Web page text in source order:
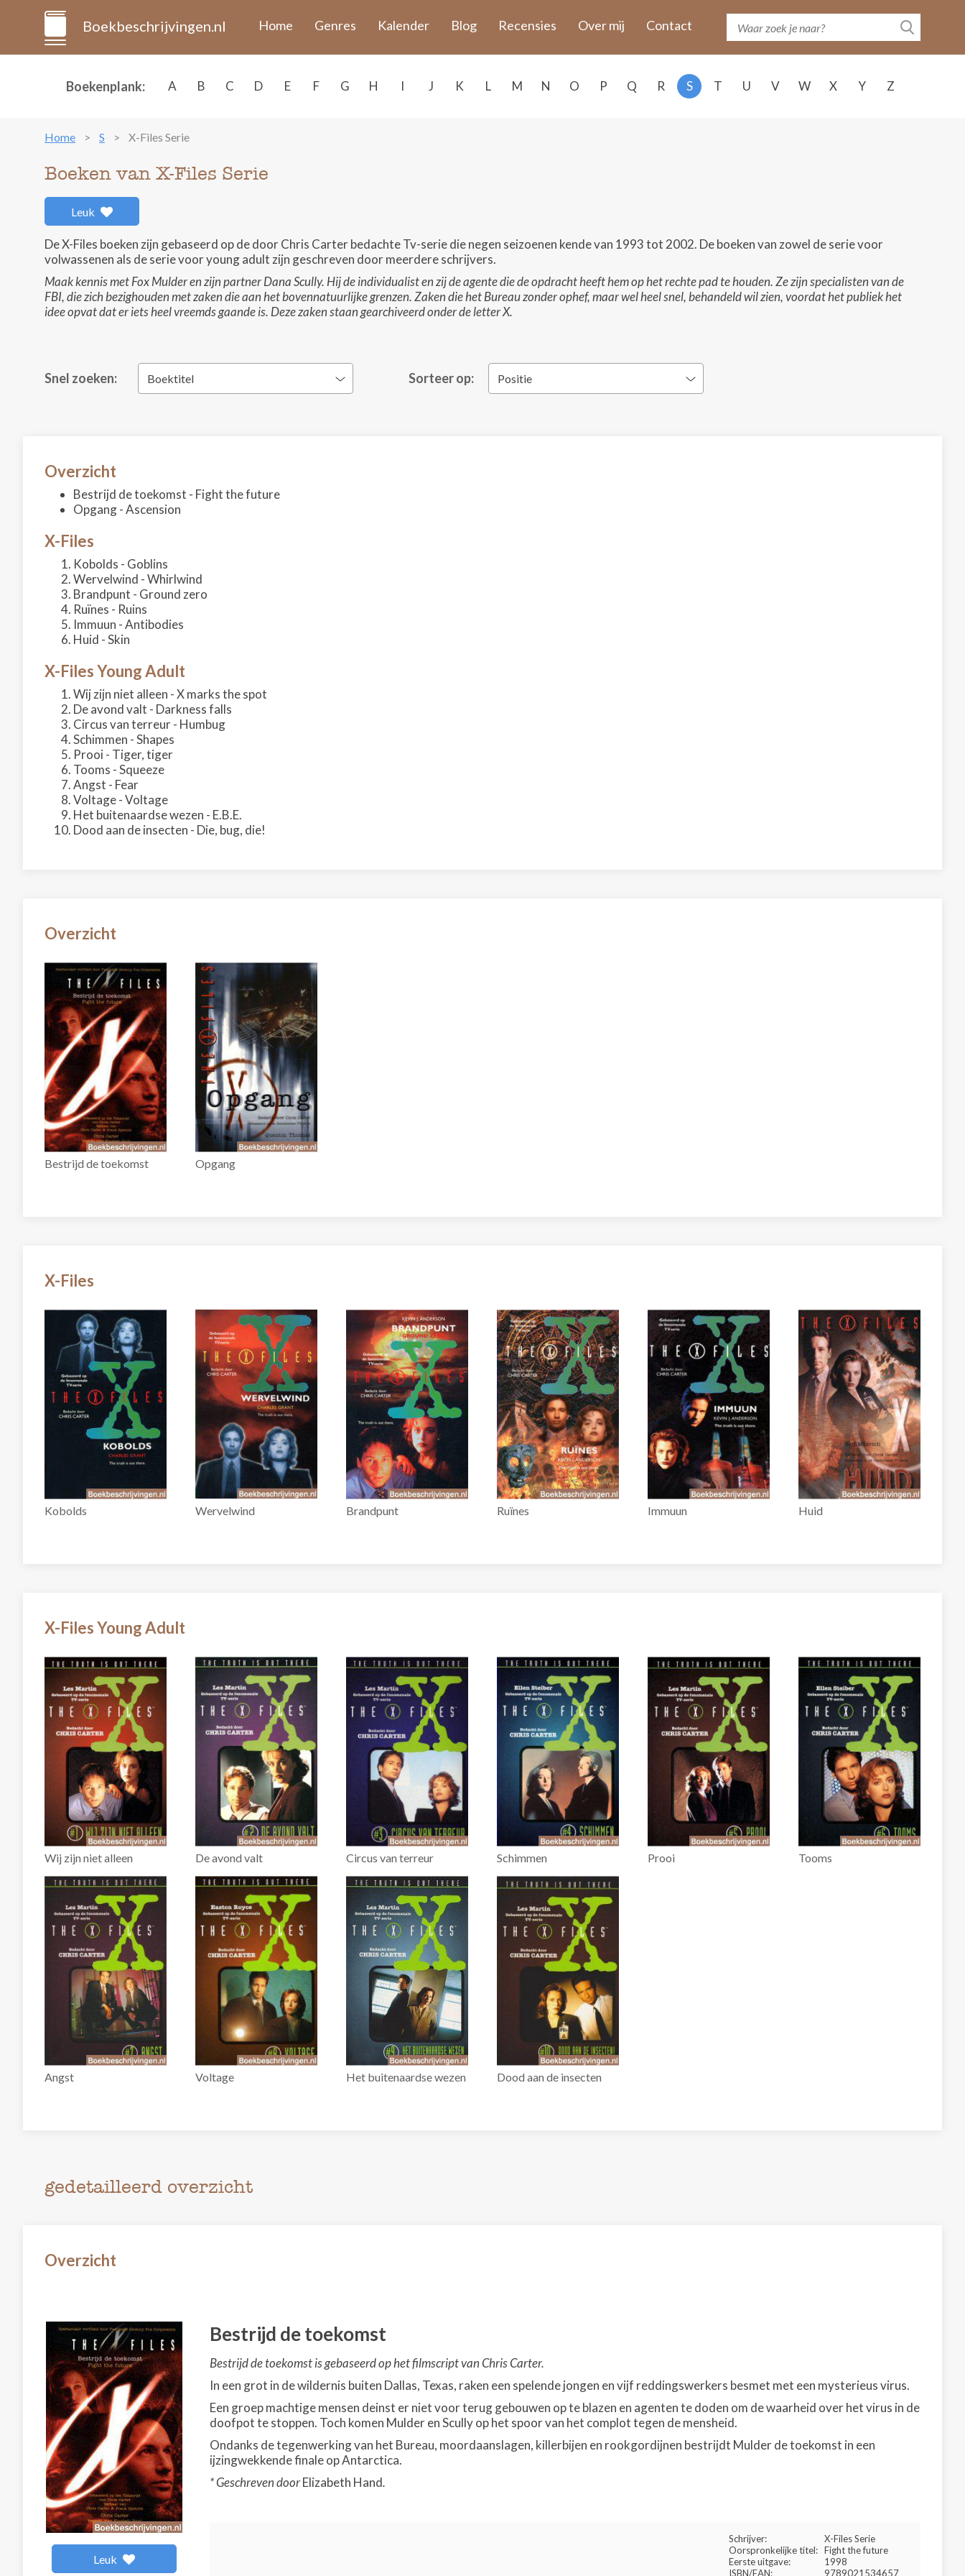
Boekbeschrijvingen.nl Home Genres Kalender Blog Recensies Over mij Contact
Boekenplank: A B C D E F G H I J K L M N O P Q R S T U V W X Y Z
Home S X-Files Serie
Boeken van X-Files Serie
Leuk
De X-Files boeken zijn gebaseerd op de door Chris Carter bedachte Tv-serie die negen seizoenen kende van 1993 tot 2002. De boeken van zowel de serie voor
volwassenen als de serie voor young adult zijn geschreven door meerdere schrijvers.
Maak kennis met Fox Mulder en zijn partner Dana Scully. Hij de individualist en zij de agente die de opdracht heeft hem op het rechte pad te houden. Ze zijn specialisten van de
FBI, die zich bezighouden met zaken die aan het bovennatuurlijke grenzen. Zaken die het Bureau zonder ophef, maar wel heel snel, behandeld wil zien, voordat het publiek het
idee opvat dat er iets heel vreemds gaande is. Deze zaken staan gearchiveerd onder de letter X.
Snel zoeken: Boektitel Sorteer op: Positie
Overzicht
Bestrijd de toekomst - Fight the future
Opgang - Ascension
X-Files
Kobolds - Goblins
Wervelwind - Whirlwind
Brandpunt - Ground zero
Ruïnes - Ruins
Immuun - Antibodies
Huid - Skin
X-Files Young Adult
Wij zijn niet alleen - X marks the spot
De avond valt - Darkness falls
Circus van terreur - Humbug
Schimmen - Shapes
Prooi - Tiger, tiger
Tooms - Squeeze
Angst - Fear
Voltage - Voltage
Het buitenaardse wezen - E.B.E.
Dood aan de insecten - Die, bug, die!
Overzicht
Bestrijd de toekomst Opgang
X-Files
Kobolds Wervelwind Brandpunt Ruïnes Immuun Huid
X-Files Young Adult
Wij zijn niet alleen De avond valt Circus van terreur Schimmen Prooi Tooms
Angst Voltage Het buitenaardse wezen Dood aan de insecten
gedetailleerd overzicht
Overzicht
Leuk
Bestrijd de toekomst
Bestrijd de toekomst is gebaseerd op het filmscript van Chris Carter.
In een grot in de wildernis buiten Dallas, Texas, raken een spelende jongen en vijf reddingswerkers besmet met een mysterieus virus.
Een groep machtige mensen deinst er niet voor terug gebouwen op te blazen en agenten te doden om de waarheid over het virus in de
doofpot te stoppen. Toch komen Mulder en Scully op het spoor van het complot tegen de mensheid.
Ondanks de tegenwerking van het Bureau, moordaanslagen, killerbijen en rookgordijnen bestrijdt Mulder de toekomst in een
ijzingwekkende finale op Antarctica.
* Geschreven doorElizabeth Hand.
Schrijver:
X-Files Serie
Oorspronkelijke titel: Fight the future
Eerste uitgave:
1998
ISBN/EAN:
9789021534657